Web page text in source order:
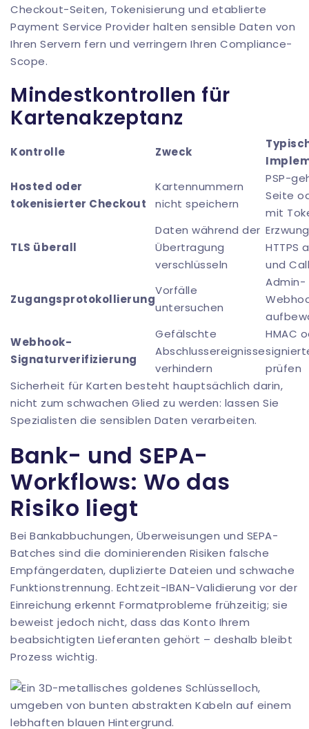
Checkout-Seiten, Tokenisierung und etablierte
Payment Service Provider halten sensible Daten von
Ihren Servern fern und verringern Ihren Compliance-
Scope.
Mindestkontrollen für
Kartenakzeptanz
Kontrolle Zweck
Hosted oder
tokenisierter Checkout
Kartennummern
nicht speichern
PSP-
Seite
mit
TLS überall
Daten während der
Übertragung
verschlüsseln
HTTPS
und
Zugangsprotokollierung
Vorfälle
untersuchen
Admin-
Webhook-
Signaturverifizierung
Gefälschte
Abschlussereignisse
verhindern
HMAC
prüfen
Sicherheit für Karten besteht hauptsächlich darin,
nicht zum schwachen Glied zu werden: lassen Sie
Spezialisten die sensiblen Daten verarbeiten.
Bank- und SEPA-
Workflows: Wo das
Risiko liegt
Bei Bankabbuchungen, Überweisungen und SEPA-
Batches sind die dominierenden Risiken falsche
Empfängerdaten, duplizierte Dateien und schwache
Funktionstrennung. Echtzeit-IBAN-Validierung vor der
Einreichung erkennt Formatprobleme frühzeitig; sie
beweist jedoch nicht, dass das Konto Ihrem
beabsichtigten Lieferanten gehört – deshalb bleibt
Prozess wichtig.